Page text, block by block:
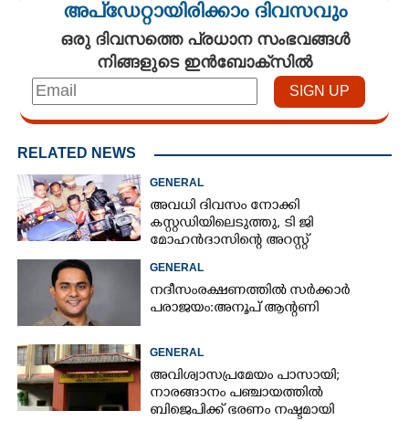
അപ്ഡേറ്റായിരിക്കാം ദിവസവും
ഒരു ദിവസത്തെ പ്രധാന സംഭവങ്ങൾ
നിങ്ങളുടെ ഇൻബോക്സിൽ
RELATED NEWS
GENERAL
അവധി ദിവസം നോക്കി
കസ്റ്റഡിയിലെടുത്തു,​ ടി ജി
മോഹൻദാസിന്റെ അറസ്റ്റ്
GENERAL
നദീസംരക്ഷണത്തിൽ സർക്കാർ
പരാജയം:അനൂപ് ആന്റണി
GENERAL
അവിശ്വാസപ്രമേയം പാസായി;
നാരങ്ങാനം പഞ്ചായത്തിൽ
ബിജെപിക്ക് ഭരണം നഷ്ടമായി